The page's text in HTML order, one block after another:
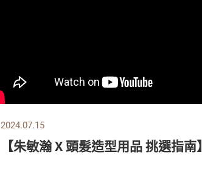
2024.07.15
【朱敏瀚 X 頭髮造型用品 挑選指南】